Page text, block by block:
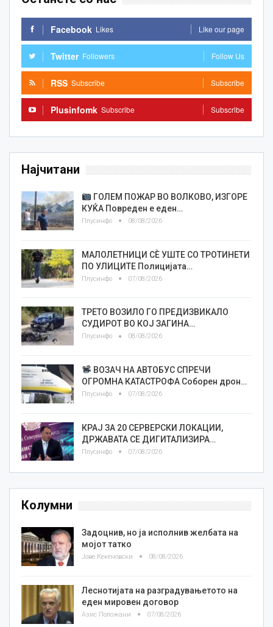
Facebook Likes Like our page
Twitter Followers Follow Us
RSS Subscribe Subscribe
Plusinfomk Subscribe Subscribe
Најчитани
ГОЛЕМ ПОЖАР ВО ВОЛКОВО, ИЗГОРЕ
КУЌА Повреден е еден…
Плусинфо 08/08/2026
МАЛОЛЕТНИЦИ СÈ УШТЕ СО ТРОТИНЕТИ
ПО УЛИЦИТЕ Полицијата…
Плусинфо 07/08/2026
ТРЕТО ВОЗИЛО ГО ПРЕДИЗВИКАЛО
СУДИРОТ ВО КОЈ ЗАГИНА…
Плусинфо 08/08/2026
ВОЗАЧ НА АВТОБУС СПРЕЧИ
ОГРОМНА КАТАСТРОФА Соборен дрон…
Плусинфо 07/08/2026
КРАЈ ЗА 20 СЕРВЕРСКИ ЛОКАЦИИ,
ДРЖАВАТА СЕ ДИГИТАЛИЗИРА…
Плусинфо 07/08/2026
Колумни
Задоцнив, но ја исполнив желбата на
мојот татко
Јове Кекеновски 08/08/2026
Леснотијата на разградувањетото на
еден мировен договор
Азис Положани 07/08/2026